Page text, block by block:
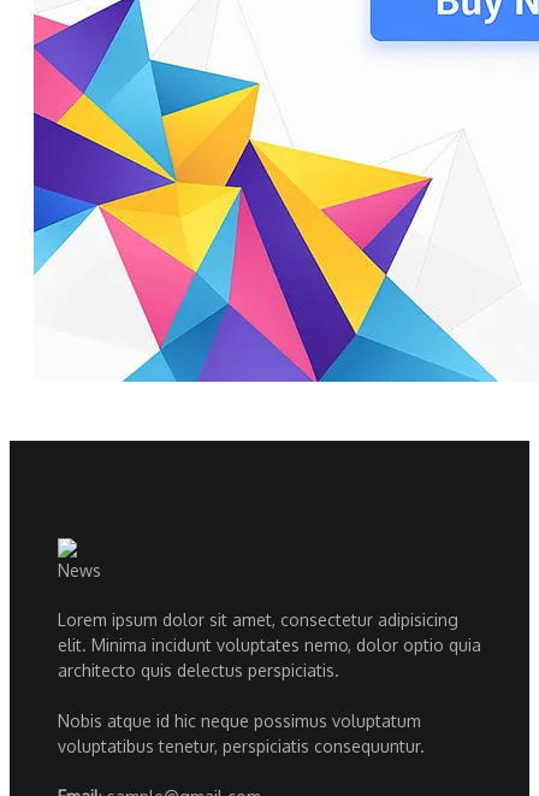
Lorem ipsum dolor sit amet, consectetur adipisicing
elit. Minima incidunt voluptates nemo, dolor optio quia
architecto quis delectus perspiciatis.
Nobis atque id hic neque possimus voluptatum
voluptatibus tenetur, perspiciatis consequuntur.